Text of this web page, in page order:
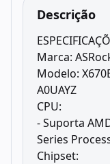
Descrição
Marca:
Modelo:
A0UAYZ
CPU:
- Suporta
Series
Chipset: